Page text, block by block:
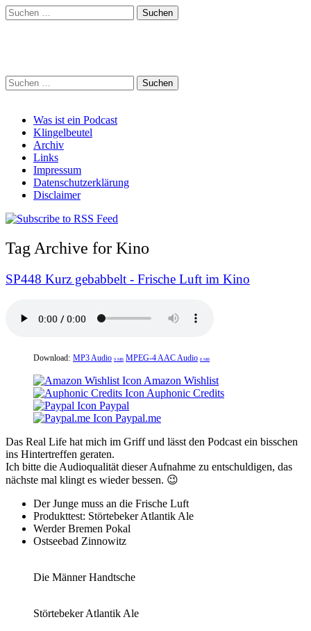
Suchen
nach:
Suchen
nach:
Main
menu
Skip
content
Was ist ein Podcast
Klingelbeutel
Archiv
Links
Impressum
Datenschutzerklärung
Disclaimer
Tag Archive for Kino
SP448 Kurz gebabbelt - Frische Luft im Kino
Download: MP3 Audio 9 MB MPEG-4 AAC Audio 8 MB
Amazon Wishlist
Auphonic Credits
Paypal
Paypal.me
Das Real Life hat mich im Griff und lässt den Podcast ein bisschen
ins Hintertreffen geraten.
Ich bitte die Audioqualität dieser Aufnahme zu entschuldigen, das
nächste mal klingt es wieder bessen. 😉
Der Junge muss an die Frische Luft
Produkttest: Störtebeker Atlantik Ale
Werder Bremen Pokal
Ostseebad Zinnowitz
Die Männer Handtsche
Störtebeker Atlantik Ale